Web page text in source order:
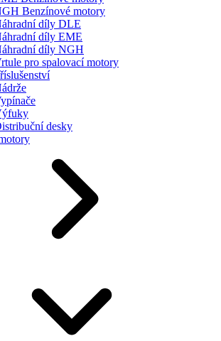
Benzínové motory
díly DLE
díly EME
díly NGH
pro spalovací motory
desky